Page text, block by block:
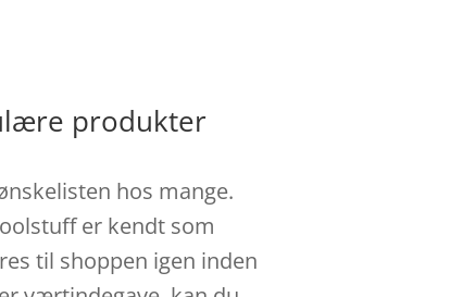
produkter
hos mange.
er kendt som
til shoppen igen inden